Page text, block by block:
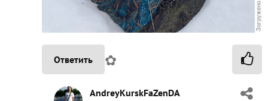
Ответить ✿
AndreyKurskFaZenDA